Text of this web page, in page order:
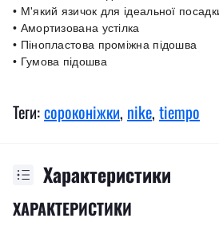
• М'який язичок для ідеальної
• Амортизована устілка
• Пінопластова проміжна підошва
• Гумова підошва
Теги:сороконіжки, nike, tiempo
Характеристики
ХАРАКТЕРИСТИКИ